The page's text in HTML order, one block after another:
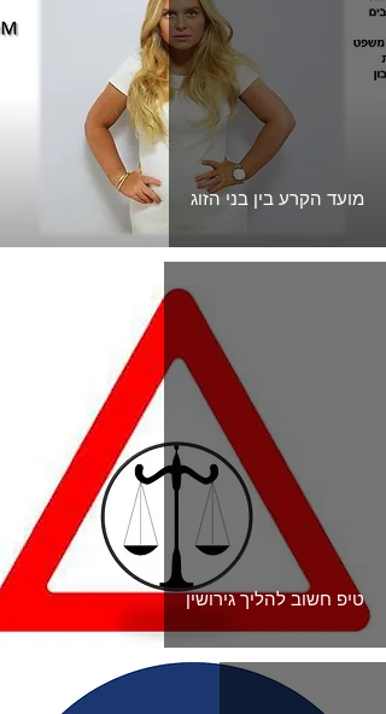
מועד הקרע בין בני הזוג
טיפ חשוב להליך גירושין